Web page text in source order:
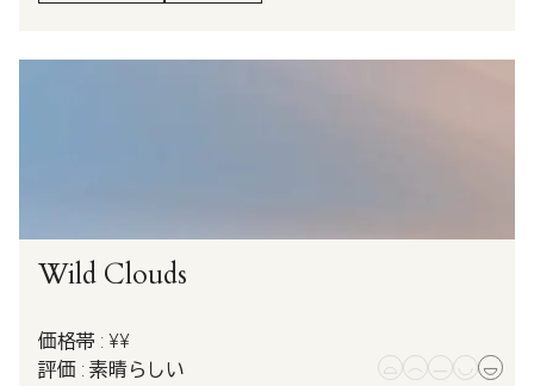
Wild Clouds
価格帯 : ¥¥
評価 : 素晴らしい